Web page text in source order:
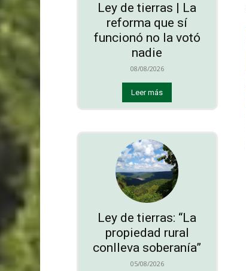
Ley de tierras | La
reforma que sí
funcionó no la votó
nadie
08/08/2026
Leer más
Ley de tierras: “La
propiedad rural
conlleva soberanía”
05/08/2026